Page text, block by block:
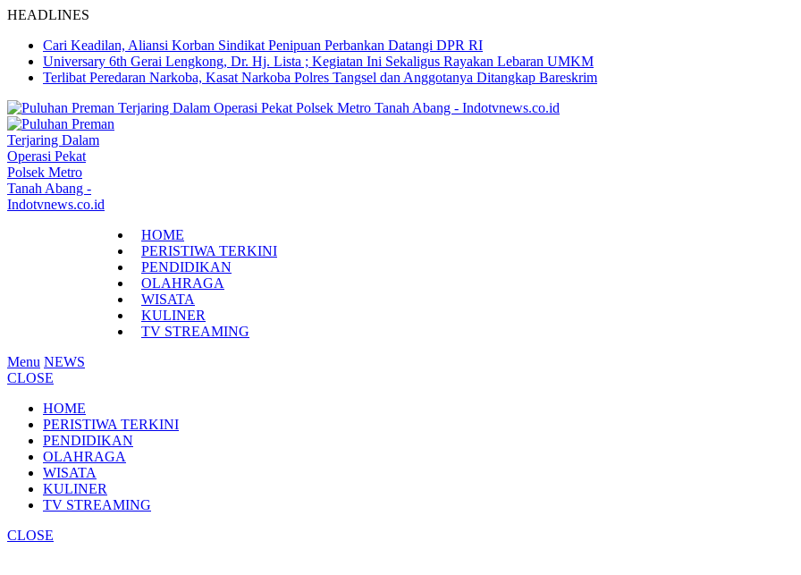
HEADLINES
Cari Keadilan, Aliansi Korban Sindikat Penipuan Perbankan Datangi DPR RI
Universary 6th Gerai Lengkong, Dr. Hj. Lista ; Kegiatan Ini Sekaligus Rayakan Lebaran UMKM
Terlibat Peredaran Narkoba, Kasat Narkoba Polres Tangsel dan Anggotanya Ditangkap Bareskrim
Skip
to
content
HOME
PERISTIWA TERKINI
PENDIDIKAN
OLAHRAGA
WISATA
KULINER
TV STREAMING
Menu NEWS
CLOSE
HOME
PERISTIWA TERKINI
PENDIDIKAN
OLAHRAGA
WISATA
KULINER
TV STREAMING
CLOSE